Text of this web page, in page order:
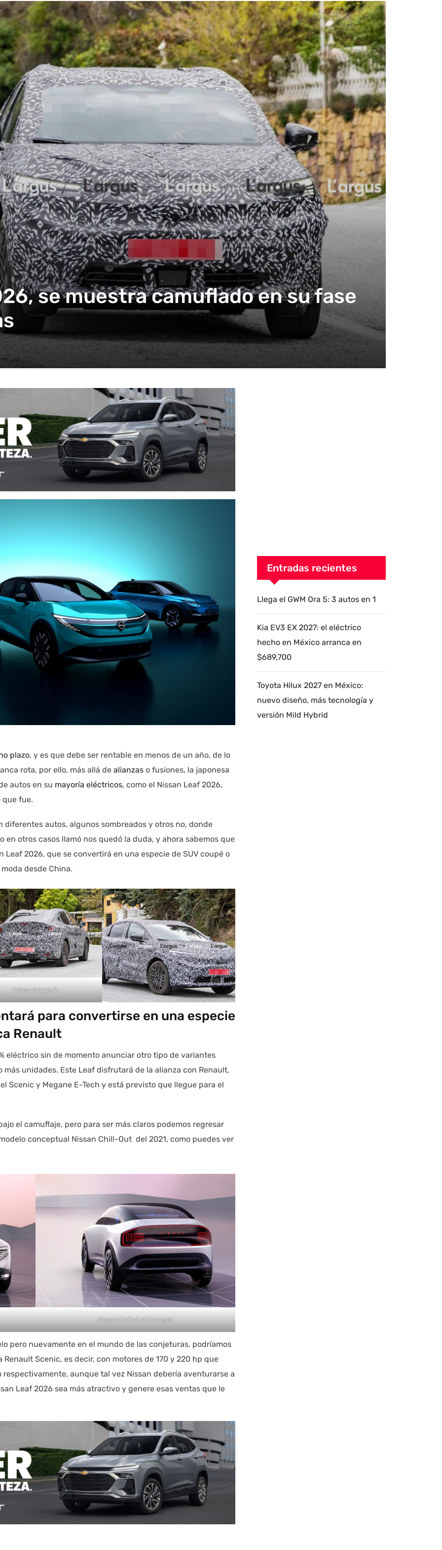
se muestra camuflado en su fase
plazo, y es que debe ser rentable en menos de un año, de lo
rota, por ello, más allá de alianzas o fusiones, la japonesa
autos en su mayoría eléctricos, como el Nissan Leaf 2026,
que fue.
diferentes autos, algunos sombreados y otros no, donde
en otros casos llamó nos quedó la duda, y ahora sabemos que
2026, que se convertirá en una especie de SUV coupé o
desde China.
Fotos: largus.fr
para convertirse en una especie
Renault
eléctrico sin de momento anunciar otro tipo de variantes
unidades. Este Leaf disfrutará de la alianza con Renault,
Scenic y Megane E-Tech y está previsto que llegue para el
el camuflaje, pero para ser más claros podemos regresar
conceptual Nissan Chill-Out del 2021, como puedes ver
Nissan Chill-Out Concept
pero nuevamente en el mundo de las conjeturas, podríamos
Scenic, es decir, con motores de 170 y 220 hp que
aunque tal vez Nissan debería aventurarse a
Leaf 2026 sea más atractivo y genere esas ventas que le
Entradas recientes
Llega el GWM Ora 5: 3 autos en 1
Kia EV3 EX 2027: el eléctrico
hecho en México arranca en
$689,700
Toyota Hilux 2027 en México:
nuevo diseño, más tecnología y
versión Mild Hybrid